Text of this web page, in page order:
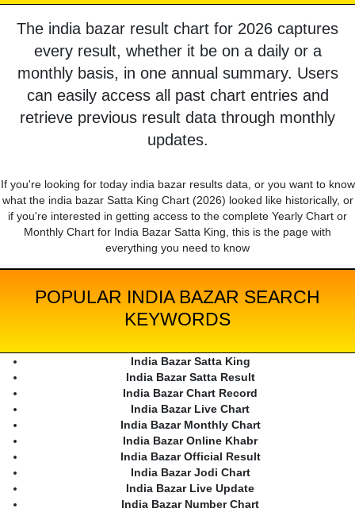
The india bazar result chart for 2026 captures
every result, whether it be on a daily or a
monthly basis, in one annual summary. Users
can easily access all past chart entries and
retrieve previous result data through monthly
updates.
If you're looking for today india bazar results data, or you want to know
what the india bazar Satta King Chart (2026) looked like historically, or
if you're interested in getting access to the complete Yearly Chart or
Monthly Chart for India Bazar Satta King, this is the page with
everything you need to know
POPULAR INDIA BAZAR SEARCH
KEYWORDS
India Bazar Satta King
India Bazar Satta Result
India Bazar Chart Record
India Bazar Live Chart
India Bazar Monthly Chart
India Bazar Online Khabr
India Bazar Official Result
India Bazar Jodi Chart
India Bazar Live Update
India Bazar Number Chart